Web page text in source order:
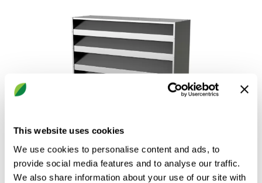
This website uses cookies
We use cookies to personalise content and ads, to
provide social media features and to analyse our traffic.
We also share information about your use of our site with